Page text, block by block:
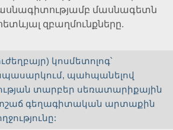
մասնագետն
զբաղմունքները.
կոսմետոլոգ՝
պահպանելով
տարբեր սեռատարիքային
գեղագիտական արտաքին